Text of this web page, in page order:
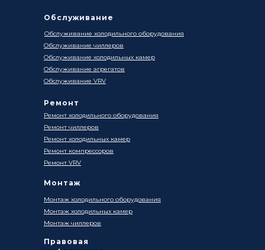
Ремонт
Ремонт холодильного оборудования
Ремонт чиллеров
Ремонт холодильных камер
Ремонт компрессоров
Ремонт VRV
Монтаж
Правовая
Монтаж холодильного оборудования
Монтаж чиллеров
Монтаж холодильных камер
Обслуживание
Обслуживание холодильного оборудования
Обслуживание чиллеров
Обслуживание холодильных камер
Обслуживание агрегатов
Обслуживание VRV